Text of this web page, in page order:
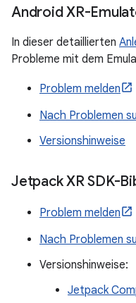
Android XR-
In dieser detaillierten
Probleme mit dem
Problem melden
Nach Problemen
Versionshinweise
Jetpack XR SDK-
Problem melden
Nach Problemen
Versionshinweise:
Jetpack